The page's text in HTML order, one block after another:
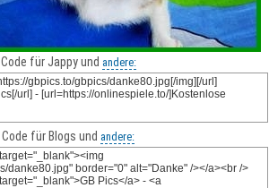
Code für Jappy und andere:
Code für Blogs und andere: